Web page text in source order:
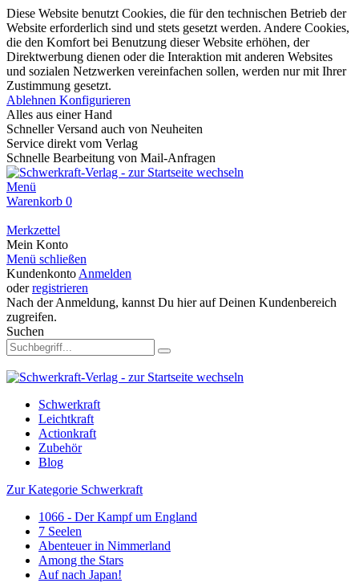
Diese Website benutzt Cookies, die für den technischen Betrieb der
Website erforderlich sind und stets gesetzt werden. Andere Cookies,
die den Komfort bei Benutzung dieser Website erhöhen, der
Direktwerbung dienen oder die Interaktion mit anderen Websites
und sozialen Netzwerken vereinfachen sollen, werden nur mit Ihrer
Zustimmung gesetzt.
Ablehnen Konfigurieren
Alles aus einer Hand
Schneller Versand auch von Neuheiten
Service direkt vom Verlag
Schnelle Bearbeitung von Mail-Anfragen
Menü
Warenkorb 0
Merkzettel
Mein Konto
Menü schließen
Kundenkonto Anmelden
oderregistrieren
Nach der Anmeldung, kannst Du hier auf Deinen Kundenbereich
zugreifen.
Suchen
Schwerkraft
Leichtkraft
Actionkraft
Zubehör
Blog
Zur Kategorie Schwerkraft
1066 - Der Kampf um England
7 Seelen
Abenteuer in Nimmerland
Among the Stars
Auf nach Japan!